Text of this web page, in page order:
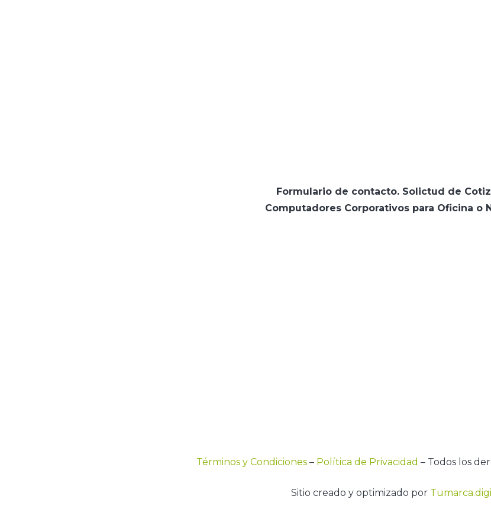
Formulario de contacto. Solictud de
Computadores Corporativos para Oficina o
Términos y Condiciones – Política de Privacidad – Todos los
Sitio creado y optimizado por